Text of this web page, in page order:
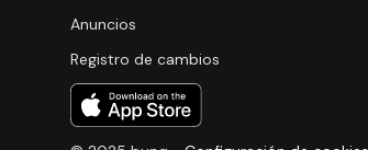
Anuncios
Registro de cambios